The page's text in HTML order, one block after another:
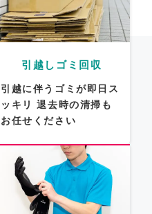
引越しゴミ回収
引越に伴うゴミが即日ス
ッキリ
退去時の清掃も
お任せください